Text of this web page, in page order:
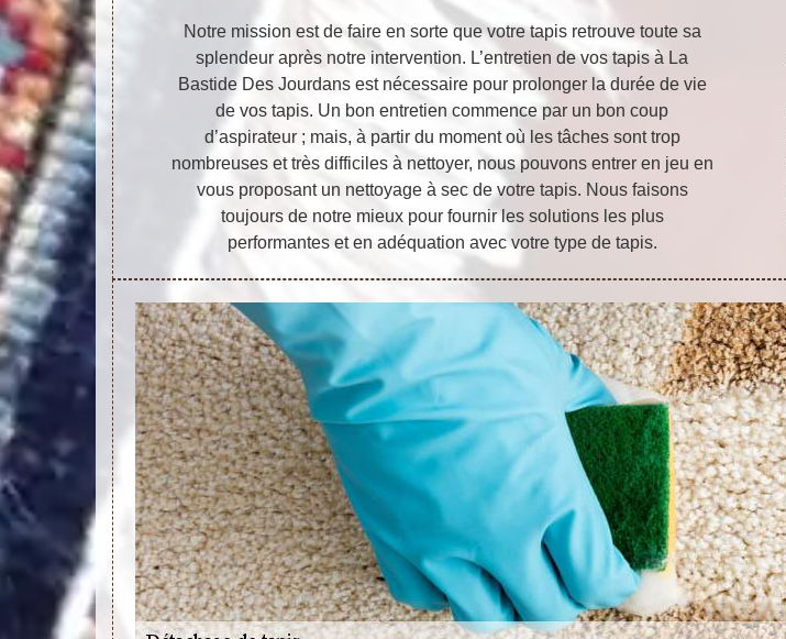
Notre mission est de faire en sorte que votre tapis retrouve toute sa
splendeur après notre intervention. L’entretien de vos tapis à La
Bastide Des Jourdans est nécessaire pour prolonger la durée de vie
de vos tapis. Un bon entretien commence par un bon coup
d’aspirateur ; mais, à partir du moment où les tâches sont trop
nombreuses et très difficiles à nettoyer, nous pouvons entrer en jeu en
vous proposant un nettoyage à sec de votre tapis. Nous faisons
toujours de notre mieux pour fournir les solutions les plus
performantes et en adéquation avec votre type de tapis.